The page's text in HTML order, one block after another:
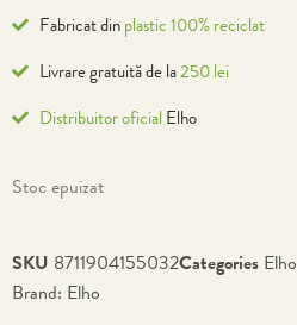
Fabricat dinplastic 100% reciclat
Livrare gratuită de la250 lei
Distribuitor oficial Elho
Stoc epuizat
SKU 8711904155032Categories Elho
Brand: Elho